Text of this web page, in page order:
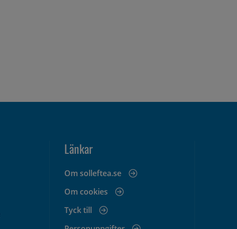
Länkar
Om solleftea.se
Om cookies
Tyck till